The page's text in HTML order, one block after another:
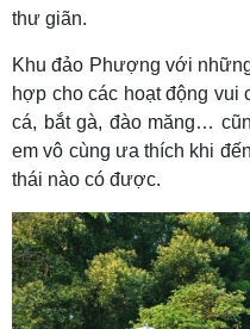
thư giãn.
Khu đảo Phượng với
hợp cho các hoạt động
cá, bắt gà, đào măng…
em vô cùng ưa thích khi
thái nào có được.